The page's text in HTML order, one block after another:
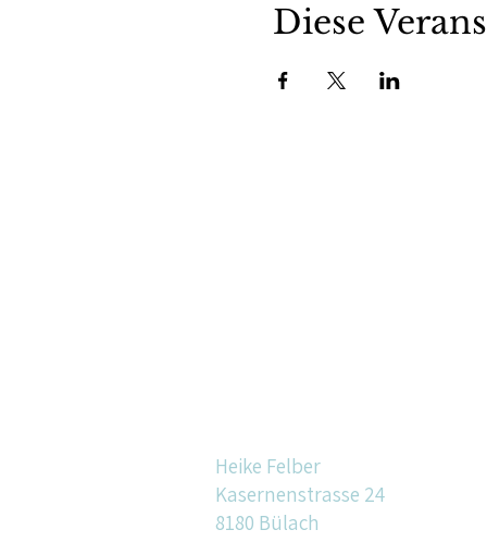
Diese
Heike Felber
Kasernenstrasse 24
8180 Bülach